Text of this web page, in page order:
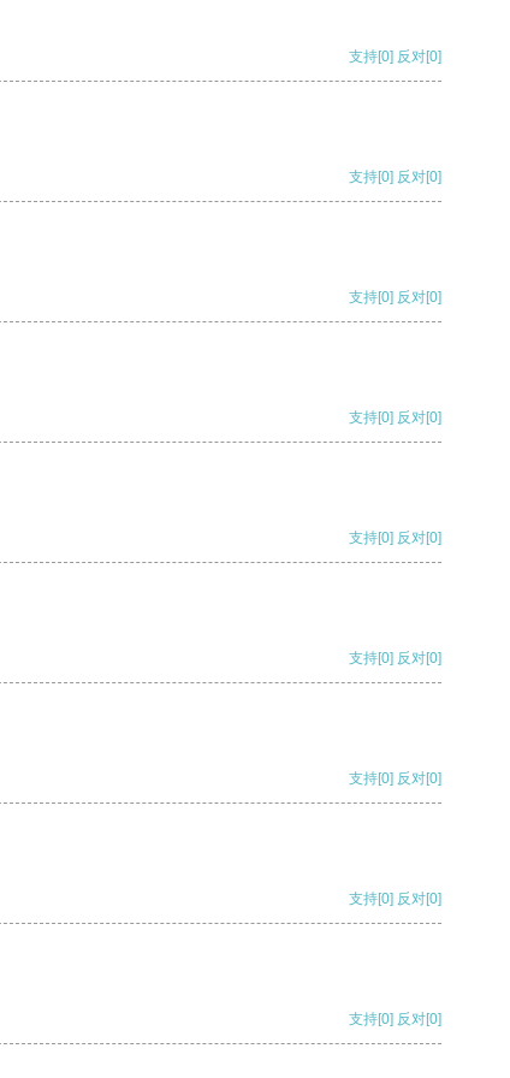
支持[0] 反对[0]
支持[0] 反对[0]
支持[0] 反对[0]
支持[0] 反对[0]
支持[0] 反对[0]
支持[0] 反对[0]
支持[0] 反对[0]
支持[0] 反对[0]
支持[0] 反对[0]